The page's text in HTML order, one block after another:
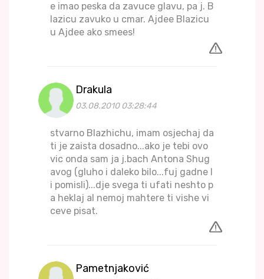
e imao peska da zavuce glavu, pa j. B
lazicu zavuko u cmar. Ajdee Blazicu
u Ajdee ako smees!
Drakula
03.08.2010 03:28:44
stvarno Blazhichu, imam osjechaj da
ti je zaista dosadno...ako je tebi ovo
vic onda sam ja j.bach Antona Shug
avog (gluho i daleko bilo...fuj gadne l
i pomisli)...dje svega ti ufati neshto p
a heklaj al nemoj mahtere ti vishe vi
ceve pisat.
Pametnjaković